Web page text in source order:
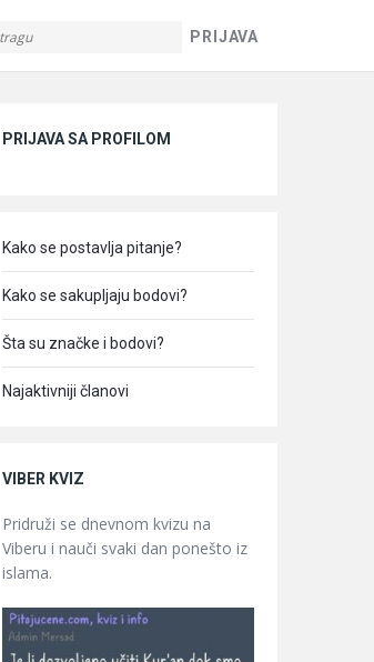
PRIJAVA
PRIJAVA SA PROFILOM
Kako se postavlja pitanje?
Kako se sakupljaju bodovi?
Šta su značke i bodovi?
Najaktivniji članovi
VIBER KVIZ
Pridruži se dnevnom kvizu na
Viberu i nauči svaki dan ponešto iz
islama.